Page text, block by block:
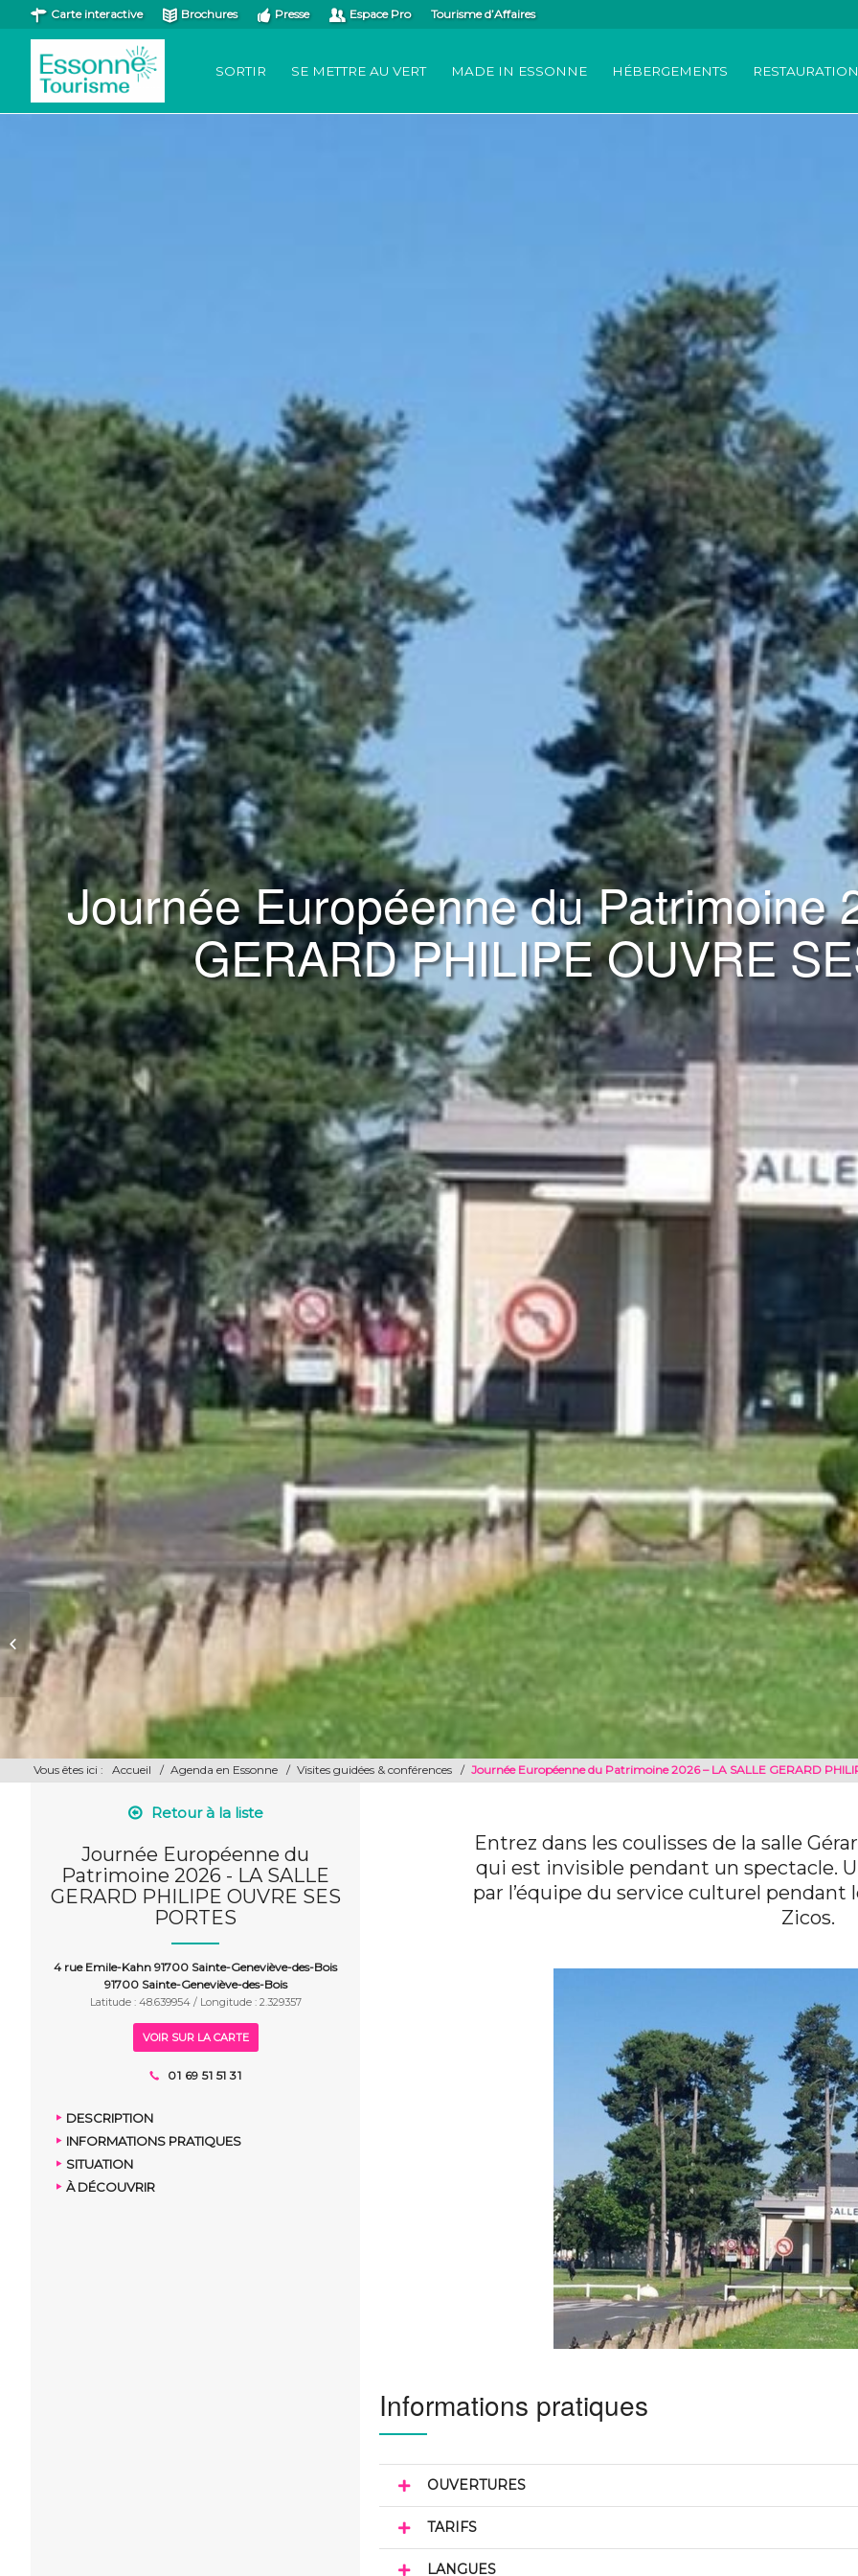
Carte interactive Brochures Presse Espace Pro Tourisme d’Affaires
SORTIR SE METTRE AU VERT MADE IN ESSONNE HÉBERGEMENTS RESTAURATION
Journée Européenne du Patrimoine
GERARD PHILIPE OUVRE
Vous êtes ici : Accueil / Agenda en Essonne / Visites guidées & conférences / Journée Européenne du Patrimoine 2026 – LA SALLE GERARD
Retour à la liste
Journée Européenne du
Patrimoine 2026 - LA SALLE
GERARD PHILIPE OUVRE SES
PORTES
4 rue Emile-Kahn 91700 Sainte-Geneviève-des-Bois
91700 Sainte-Geneviève-des-Bois
Latitude : 48.639954 / Longitude : 2.329357
VOIR SUR LA CARTE
01 69 51 51 31
DESCRIPTION
INFORMATIONS PRATIQUES
SITUATION
À DÉCOUVRIR
Entrez dans les coulisses de la salle
qui est invisible pendant un spectacle.
par l’équipe du service culturel
Zicos.
Informations pratiques
OUVERTURES
TARIFS
LANGUES
Journée Européenne du
Patrimoine 2026 – Visite guidée
de l’Eglise...